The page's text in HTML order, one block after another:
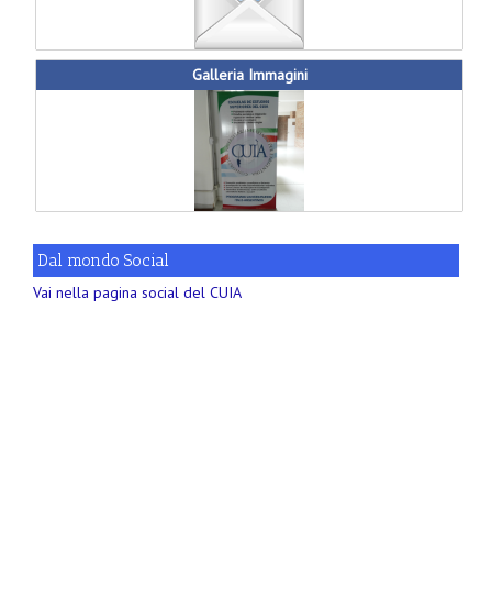
Galleria Immagini
Dal mondo Social
Vai nella pagina social del CUIA